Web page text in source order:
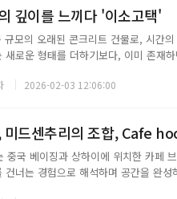
깊이를 느끼다 '이소고택'
모의 오래된 콘크리트 건물로, 시간
새로운 형태를 더하기보다, 이미 존재
지 전면에 세워진 높은 담장...
2026-02-03 12:06:00
미드센추리의 조합, Cafe
국 베이징과 상하이에 위치한 카페
건너는 경험으로 해석하며 공간을 완